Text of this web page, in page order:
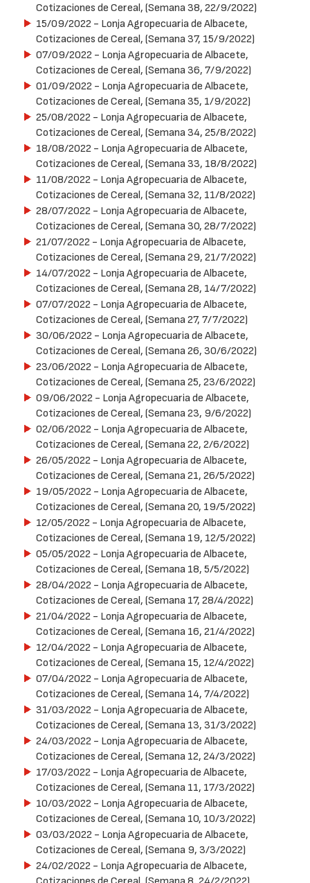
Cotizaciones de Cereal, (Semana 38, 22/9/2022)
15/09/2022 - Lonja Agropecuaria de Albacete,
Cotizaciones de Cereal, (Semana 37, 15/9/2022)
07/09/2022 - Lonja Agropecuaria de Albacete,
Cotizaciones de Cereal, (Semana 36, 7/9/2022)
01/09/2022 - Lonja Agropecuaria de Albacete,
Cotizaciones de Cereal, (Semana 35, 1/9/2022)
25/08/2022 - Lonja Agropecuaria de Albacete,
Cotizaciones de Cereal, (Semana 34, 25/8/2022)
18/08/2022 - Lonja Agropecuaria de Albacete,
Cotizaciones de Cereal, (Semana 33, 18/8/2022)
11/08/2022 - Lonja Agropecuaria de Albacete,
Cotizaciones de Cereal, (Semana 32, 11/8/2022)
28/07/2022 - Lonja Agropecuaria de Albacete,
Cotizaciones de Cereal, (Semana 30, 28/7/2022)
21/07/2022 - Lonja Agropecuaria de Albacete,
Cotizaciones de Cereal, (Semana 29, 21/7/2022)
14/07/2022 - Lonja Agropecuaria de Albacete,
Cotizaciones de Cereal, (Semana 28, 14/7/2022)
07/07/2022 - Lonja Agropecuaria de Albacete,
Cotizaciones de Cereal, (Semana 27, 7/7/2022)
30/06/2022 - Lonja Agropecuaria de Albacete,
Cotizaciones de Cereal, (Semana 26, 30/6/2022)
23/06/2022 - Lonja Agropecuaria de Albacete,
Cotizaciones de Cereal, (Semana 25, 23/6/2022)
09/06/2022 - Lonja Agropecuaria de Albacete,
Cotizaciones de Cereal, (Semana 23, 9/6/2022)
02/06/2022 - Lonja Agropecuaria de Albacete,
Cotizaciones de Cereal, (Semana 22, 2/6/2022)
26/05/2022 - Lonja Agropecuaria de Albacete,
Cotizaciones de Cereal, (Semana 21, 26/5/2022)
19/05/2022 - Lonja Agropecuaria de Albacete,
Cotizaciones de Cereal, (Semana 20, 19/5/2022)
12/05/2022 - Lonja Agropecuaria de Albacete,
Cotizaciones de Cereal, (Semana 19, 12/5/2022)
05/05/2022 - Lonja Agropecuaria de Albacete,
Cotizaciones de Cereal, (Semana 18, 5/5/2022)
28/04/2022 - Lonja Agropecuaria de Albacete,
Cotizaciones de Cereal, (Semana 17, 28/4/2022)
21/04/2022 - Lonja Agropecuaria de Albacete,
Cotizaciones de Cereal, (Semana 16, 21/4/2022)
12/04/2022 - Lonja Agropecuaria de Albacete,
Cotizaciones de Cereal, (Semana 15, 12/4/2022)
07/04/2022 - Lonja Agropecuaria de Albacete,
Cotizaciones de Cereal, (Semana 14, 7/4/2022)
31/03/2022 - Lonja Agropecuaria de Albacete,
Cotizaciones de Cereal, (Semana 13, 31/3/2022)
24/03/2022 - Lonja Agropecuaria de Albacete,
Cotizaciones de Cereal, (Semana 12, 24/3/2022)
17/03/2022 - Lonja Agropecuaria de Albacete,
Cotizaciones de Cereal, (Semana 11, 17/3/2022)
10/03/2022 - Lonja Agropecuaria de Albacete,
Cotizaciones de Cereal, (Semana 10, 10/3/2022)
03/03/2022 - Lonja Agropecuaria de Albacete,
Cotizaciones de Cereal, (Semana 9, 3/3/2022)
24/02/2022 - Lonja Agropecuaria de Albacete,